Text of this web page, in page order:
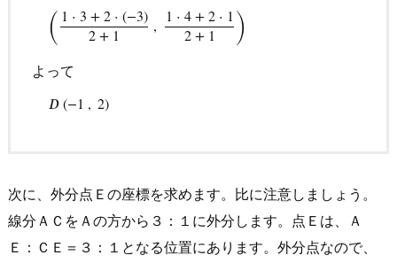
( 1 ⋅ 3 +2 ⋅ (−3)
2+ 1 , 1 ⋅ 4+2 ⋅ 1
2+ 1 )
よって
𝐷 (−1 , 2)
内分点 の座標は 2⋅ − 3) 1
次に、外分点Ｅの座標を求めます。比に注意しましょう。
線分ＡＣをＡの方から３：１に外分します。点Ｅは、Ａ
Ｅ：ＣＥ＝３：１となる位置にあります。外分点なので、